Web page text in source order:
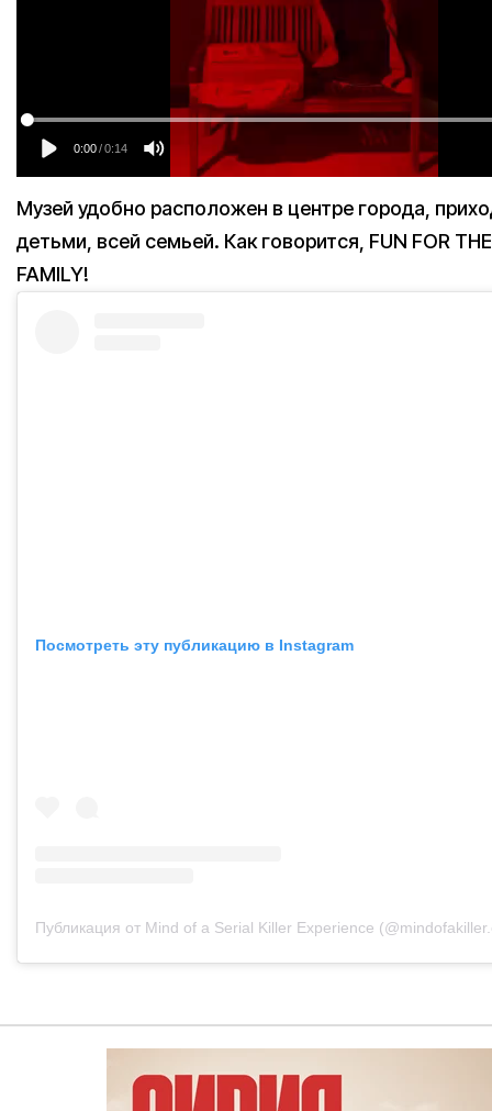
Музей удобно расположен в центре города,
детьми, всей семьей. Как говорится, FUN FOR
FAMILY!
Посмотреть эту публикацию в Instagram
Публикация от Mind of a Serial Killer Experience